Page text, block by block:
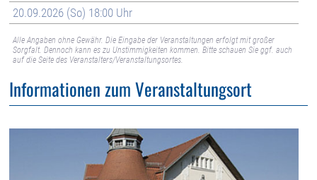
20.09.2026 (So) 18:00 Uhr
Alle Angaben ohne Gewähr. Die Eingabe der Veranstaltungen erfolgt mit großer
Sorgfalt. Dennoch kann es zu Unstimmigkeiten kommen. Bitte schauen Sie ggf. auch
auf die Seite des Veranstalters/Veranstaltungsortes.
Informationen zum Veranstaltungsort